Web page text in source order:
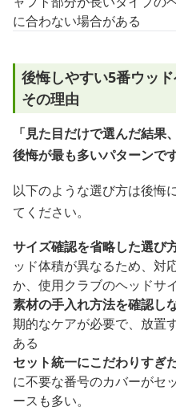
に合わない場合がある
後悔しやすい5番ウッ
その理由
「見た目だけで選んだ結果
後悔が最も多いパターンです
以下のような選び方は後悔
てください。
サイズ確認を省略した選び
ッド体積が異なるため、対
か、使用クラブのヘッドサ
素材の手入れ方法を確認し
期的なケアが必要で、放置
ある
セット統一にこだわりすぎ
に不要な番号のカバーがセ
ースも多い。